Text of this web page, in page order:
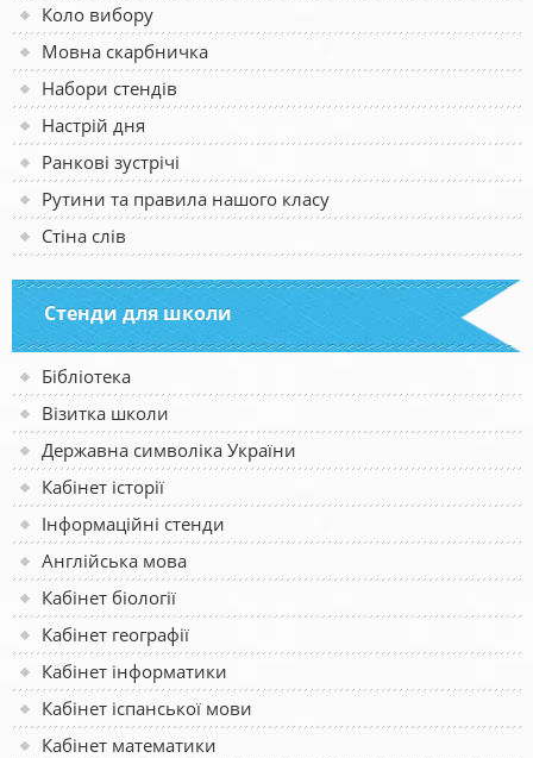
Коло вибору
Мовна скарбничка
Набори стендів
Настрій дня
Ранкові зустрічі
Рутини та правила нашого класу
Стіна слів
Стенди для школи
Бібліотека
Візитка школи
Державна символіка України
Кабінет історії
Інформаційні стенди
Англійська мова
Кабінет біології
Кабінет географії
Кабінет інформатики
Кабінет іспанської мови
Кабінет математики